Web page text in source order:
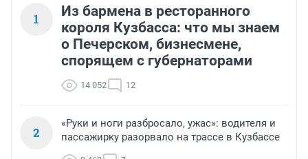
1
Из бармена в ресторанного
короля Кузбасса: что мы знаем
о Печерском, бизнесмене,
спорящем с губернаторами
14 052 12
2
«Руки и ноги разбросало, ужас»: водителя и
пассажирку разорвало на трассе в Кузбассе